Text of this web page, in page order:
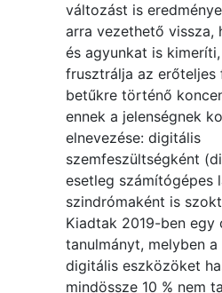
változást is
arra vezethető vissza,
és agyunkat is
frusztrálja az erőteljes
betűkre történő
ennek a jelenségnek
elnevezése: digitális
szemfeszültségként
esetleg számítógépes
szindrómaként is
Kiadtak 2019-ben egy
tanulmányt, melyben
digitális eszközöket
mindössze 10 % nem